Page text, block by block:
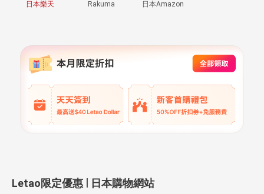
日本樂天 Rakuma 日本Amazon
Letao限定優惠 | 日本購物網站